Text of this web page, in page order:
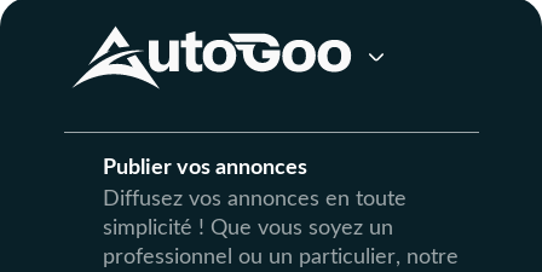
Publier vos annonces
Diffusez vos annonces en toute
simplicité ! Que vous soyez un
professionnel ou un particulier, notre